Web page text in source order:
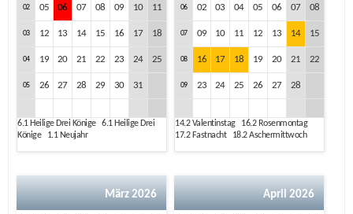
02 05 06 07 08 09 10 11
03 12 13 14 15 16 17 18
04 19 20 21 22 23 24 25
05 26 27 28 29 30 31
6.1Heilige Drei Könige 6.1Heilige Drei
Könige
1.1Neujahr
06 02 03 04 05 06 07 08
07 09 10 11 12 13 14 15
08 16 17 18 19 20 21 22
09 23 24 25 26 27 28
14.2Valentinstag 16.2Rosenmontag
17.2Fastnacht 18.2Aschermittwoch
März 2026 April 2026